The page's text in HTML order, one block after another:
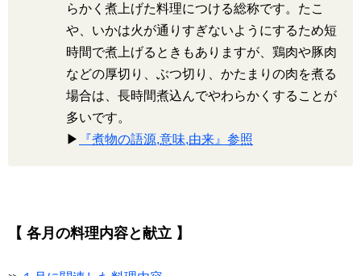
らかく煮上げた料理につける総称です。たこ
や、いかは火が通りすぎないようにするため短
時間で煮上げるときもありますが、鶏肉や豚肉
などの厚切り、ぶつ切り、かたまりの肉を煮る
場合は、長時間煮込んでやわらかくすることが
多いです。
▶
『煮物の語源,意味,由来』参照
【 各月の料理内容と献立 】